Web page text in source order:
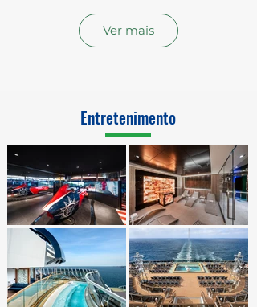
Ver mais
Entretenimento